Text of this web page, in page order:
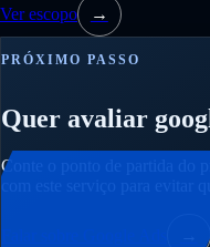
Ver escopo →
PRÓXIMO PASSO
Quer avaliar
Conte o ponto de partida do
com este serviço para evitar